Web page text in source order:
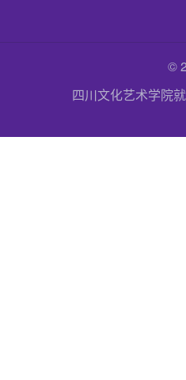
©
四川文化艺术学院